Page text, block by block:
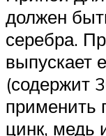
должен
серебра.
выпускает
(содержит
применить
цинк, медь